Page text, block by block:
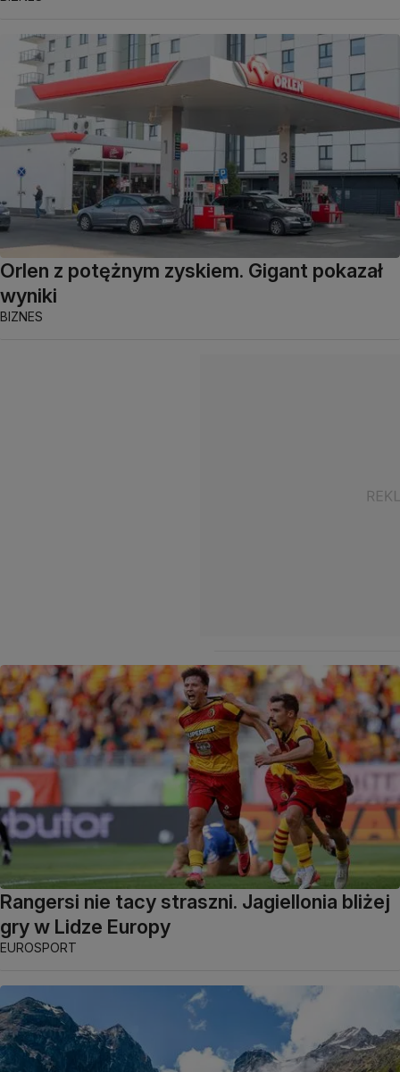
Orlen z potężnym zyskiem. Gigant pokazał
wyniki
BIZNES
Rangersi nie tacy straszni. Jagiellonia bliżej
gry w Lidze Europy
EUROSPORT